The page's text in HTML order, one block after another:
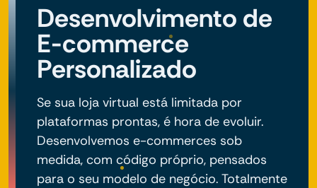
Desenvolvimento de
E-commerce
Personalizado
Se sua loja virtual está limitada por
plataformas prontas, é hora de evoluir.
Desenvolvemos e-commerces sob
medida, com código próprio, pensados
para o seu modelo de negócio. Totalmente